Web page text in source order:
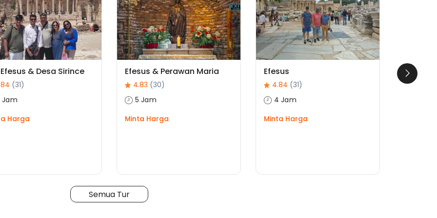
& Desa Sirince
(31)
Jam
Harga
Efesus & Perawan Maria
4.83 (30)
5 Jam
Minta Harga
Efesus
4.84 (31)
4 Jam
Minta Harga
Tour
Semua Tur